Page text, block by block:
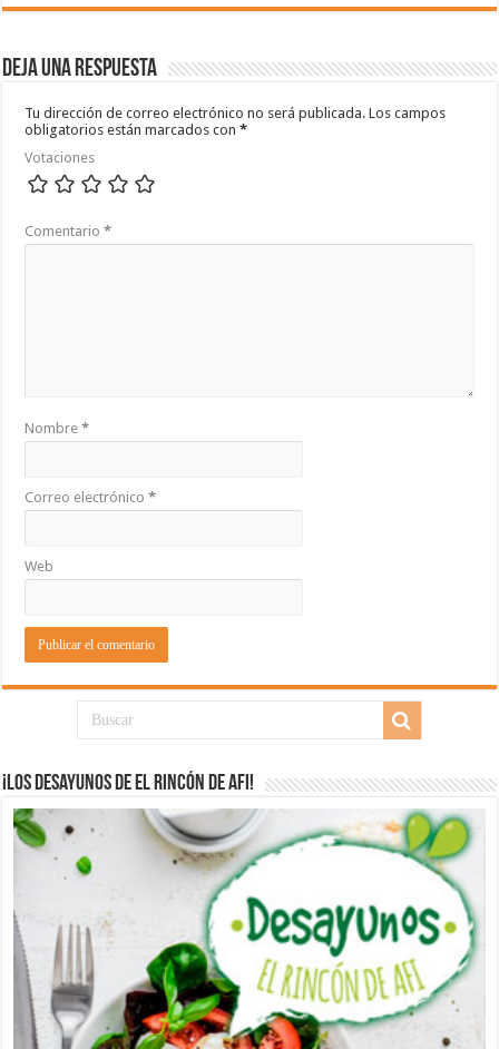
Deja una respuesta
Tu dirección de correo electrónico no será publicada. Los campos
obligatorios están marcados con*
Votaciones
Comentario*
Nombre*
Correo electrónico*
Web
¡Los desayunos de El Rincón de Afi!